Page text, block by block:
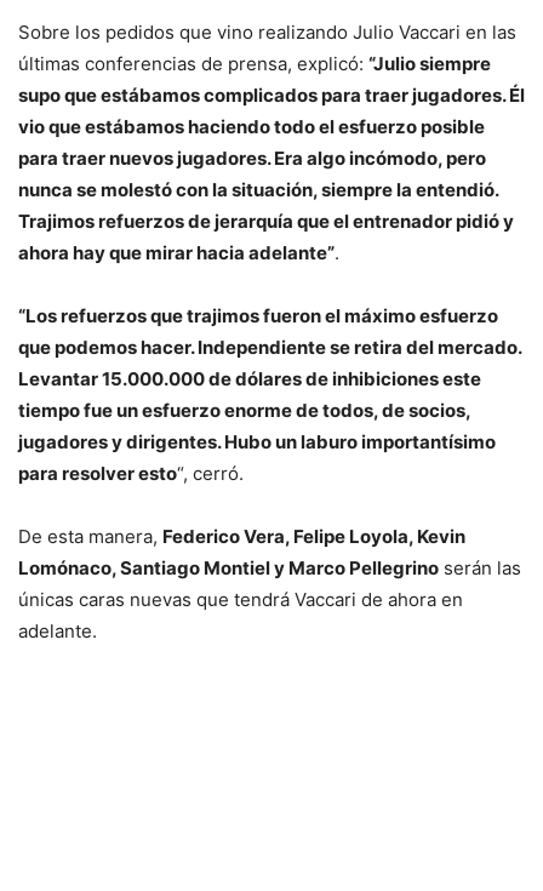
Sobre los pedidos que vino realizando Julio Vaccari en las
últimas conferencias de prensa, explicó: “Julio siempre
supo que estábamos complicados para traer jugadores. Él
vio que estábamos haciendo todo el esfuerzo posible
para traer nuevos jugadores. Era algo incómodo, pero
nunca se molestó con la situación, siempre la entendió.
Trajimos refuerzos de jerarquía que el entrenador pidió y
ahora hay que mirar hacia adelante”.
“Los refuerzos que trajimos fueron el máximo esfuerzo
que podemos hacer. Independiente se retira del mercado.
Levantar 15.000.000 de dólares de inhibiciones este
tiempo fue un esfuerzo enorme de todos, de socios,
jugadores y dirigentes. Hubo un laburo importantísimo
para resolver esto“, cerró.
De esta manera, Federico Vera, Felipe Loyola, Kevin
Lomónaco, Santiago Montiel y Marco Pellegrino serán las
únicas caras nuevas que tendrá Vaccari de ahora en
adelante.